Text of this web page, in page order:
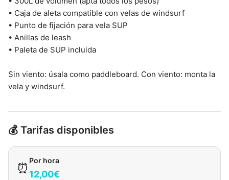
• Caja de aleta compatible con velas de windsurf
• Punto de fijación para vela SUP
• Anillas de leash
• Paleta de SUP incluida
Sin viento: úsala como paddleboard. Con viento: monta la
vela y windsurf.
💰 Tarifas disponibles
⏰
Por hora
12,00€